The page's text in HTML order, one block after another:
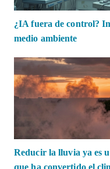
¿IA fuera de control?
medio ambiente
Reducir la lluvia ya es